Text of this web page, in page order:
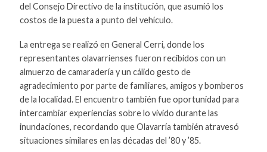
del Consejo Directivo de la institución, que asumió los
costos de la puesta a punto del vehículo.
La entrega se realizó en General Cerri, donde los
representantes olavarrienses fueron recibidos con un
almuerzo de camaradería y un cálido gesto de
agradecimiento por parte de familiares, amigos y bomberos
de la localidad. El encuentro también fue oportunidad para
intercambiar experiencias sobre lo vivido durante las
inundaciones, recordando que Olavarría también atravesó
situaciones similares en las décadas del ’80 y ’85.